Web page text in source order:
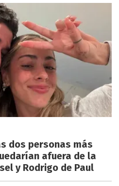
dos personas más
afuera de la
y Rodrigo de Paul